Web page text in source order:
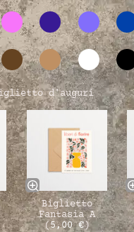
d'auguri
Biglietto
Fantasia A
(5,00€)